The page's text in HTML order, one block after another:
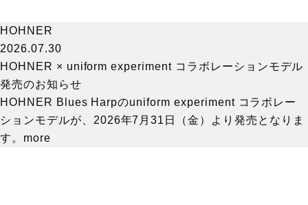
HOHNER
2026.07.30
HOHNER × uniform experiment コラボレーションモデル
発売のお知らせ
HOHNER Blues Harpのuniform experiment コラボレー
ションモデルが、2026年7月31日（金）より発売となりま
す。 more